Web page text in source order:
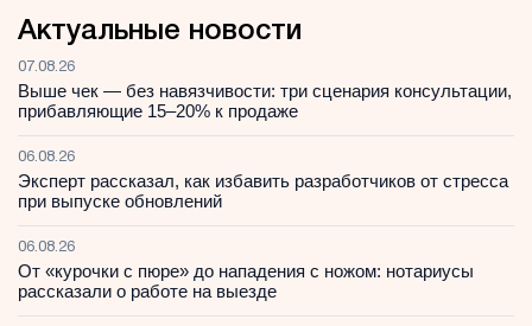
Актуальные новости
07.08.26
Выше чек — без навязчивости: три сценария консультации,
прибавляющие 15–20% к продаже
06.08.26
Эксперт рассказал, как избавить разработчиков от стресса
при выпуске обновлений
06.08.26
От «курочки с пюре» до нападения с ножом: нотариусы
рассказали о работе на выезде